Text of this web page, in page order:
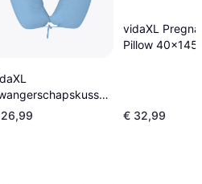
lichtblauw
vidaXL
Pillow
€ 32,99